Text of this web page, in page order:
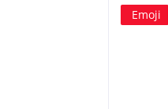
Emoji